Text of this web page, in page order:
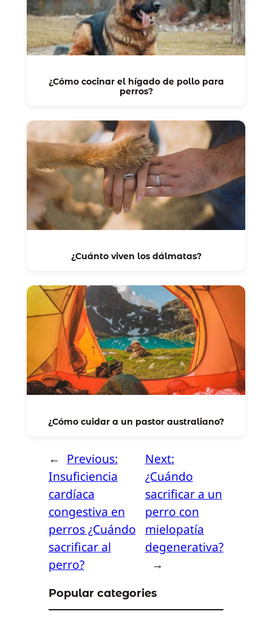
¿Cómo cocinar el hígado de pollo para
perros?
¿Cuánto viven los dálmatas?
¿Cómo cuidar a un pastor australiano?
← Previous:
Insuficiencia
cardíaca
congestiva en
perros ¿Cuándo
sacrificar al
perro?
Next:
¿Cuándo
sacrificar a un
perro con
mielopatía
degenerativa?
→
Popular categories